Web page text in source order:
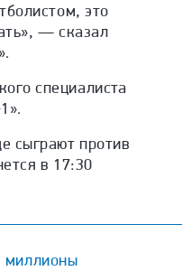
это
— сказал
специалиста
сыграют против
в 17:30
миллионы